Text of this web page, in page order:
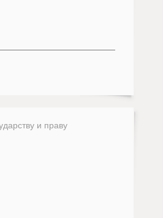
и праву